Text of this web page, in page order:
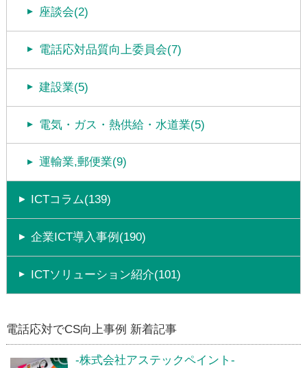
座談会(2)
電話応対品質向上委員会(7)
建設業(5)
電気・ガス・熱供給・水道業(5)
運輸業,郵便業(9)
ICTコラム(139)
企業ICT導入事例(190)
ICTソリューション紹介(101)
電話応対でCS向上事例 新着記事
-株式会社アステックペイント-